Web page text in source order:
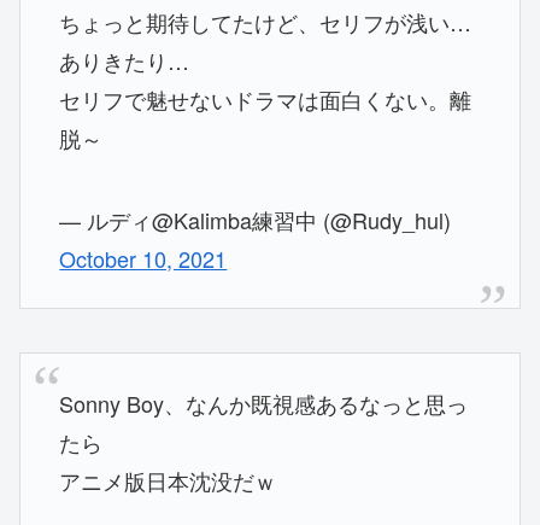
ちょっと期待してたけど、セリフが浅い…
ありきたり…
セリフで魅せないドラマは面白くない。離
脱～
— ルディ@Kalimba練習中 (@Rudy_hul)
October 10, 2021
Sonny Boy、なんか既視感あるなっと思っ
たら
アニメ版日本沈没だｗ